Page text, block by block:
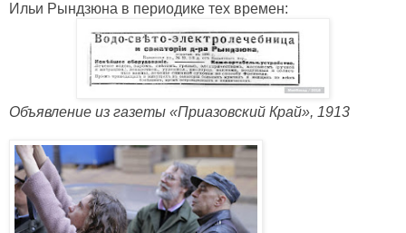
Ильи Рындзюна в периодике тех времен:
Объявление из газеты «Приазовский Край», 1913